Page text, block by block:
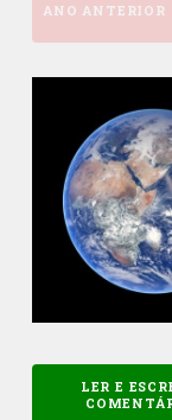
ANO ANTERIOR
LER E